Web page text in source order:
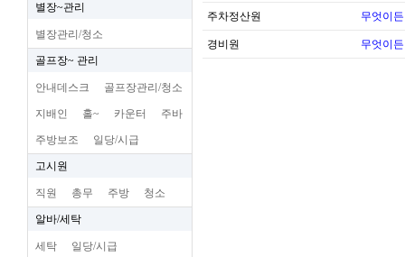
별장~관리
별장관리/청소
골프장~ 관리
안내데스크 골프장관리/청소
지배인 홀~ 카운터 주바
주방보조 일당/시급
고시원
직원 총무 주방 청소
알바/세탁
세탁 일당/시급
주차정산원 무엇이
경비원 무엇이